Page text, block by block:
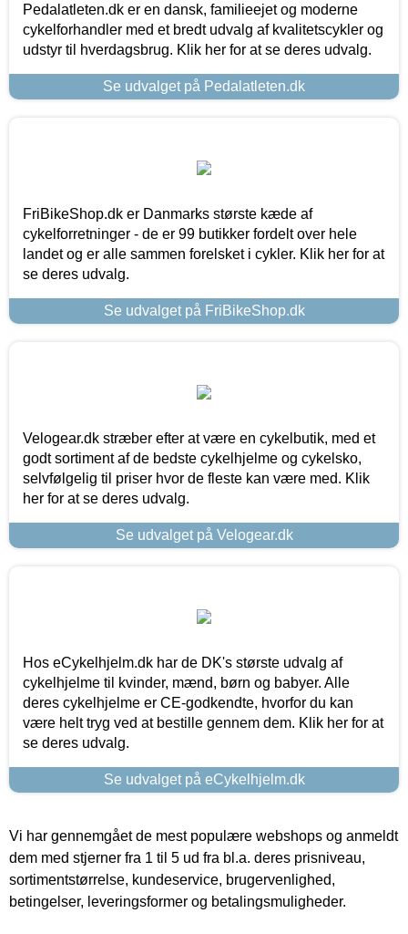
Pedalatleten.dk er en dansk, familieejet og moderne
cykelforhandler med et bredt udvalg af kvalitetscykler og
udstyr til hverdagsbrug. Klik her for at se deres udvalg.
Se udvalget på Pedalatleten.dk
FriBikeShop.dk er Danmarks største kæde af
cykelforretninger - de er 99 butikker fordelt over hele
landet og er alle sammen forelsket i cykler. Klik her for at
se deres udvalg.
Se udvalget på FriBikeShop.dk
Velogear.dk stræber efter at være en cykelbutik, med et
godt sortiment af de bedste cykelhjelme og cykelsko,
selvfølgelig til priser hvor de fleste kan være med. Klik
her for at se deres udvalg.
Se udvalget på Velogear.dk
Hos eCykelhjelm.dk har de DK's største udvalg af
cykelhjelme til kvinder, mænd, børn og babyer. Alle
deres cykelhjelme er CE-godkendte, hvorfor du kan
være helt tryg ved at bestille gennem dem. Klik her for at
se deres udvalg.
Se udvalget på eCykelhjelm.dk
Vi har gennemgået de mest populære webshops og anmeldt
dem med stjerner fra 1 til 5 ud fra bl.a. deres prisniveau,
sortimentstørrelse, kundeservice, brugervenlighed,
betingelser, leveringsformer og betalingsmuligheder.